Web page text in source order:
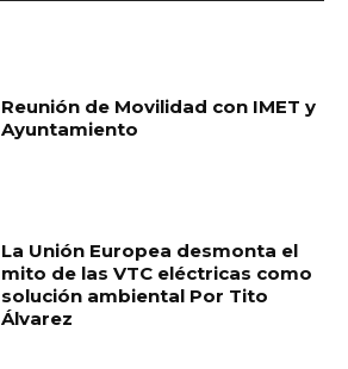
Reunión de Movilidad con IMET y
Ayuntamiento
La Unión Europea desmonta el
mito de las VTC eléctricas como
solución ambiental Por Tito
Álvarez